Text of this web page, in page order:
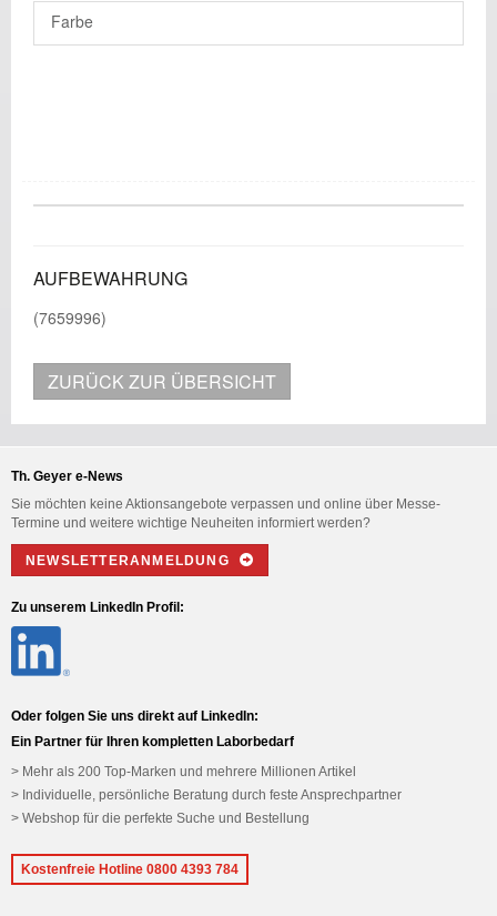
Farbe
AUFBEWAHRUNG
(7659996)
ZURÜCK ZUR ÜBERSICHT
Th. Geyer e-News
Sie möchten keine Aktionsangebote verpassen und online über Messe-
Termine und weitere wichtige Neuheiten informiert werden?
NEWSLETTERANMELDUNG
Zu unserem LinkedIn Profil:
Oder folgen Sie uns direkt auf LinkedIn:
Ein Partner für Ihren kompletten Laborbedarf
Mehr als 200 Top-Marken und mehrere Millionen Artikel
Individuelle, persönliche Beratung durch feste Ansprechpartner
Webshop für die perfekte Suche und Bestellung
Kostenfreie Hotline 0800 4393 784